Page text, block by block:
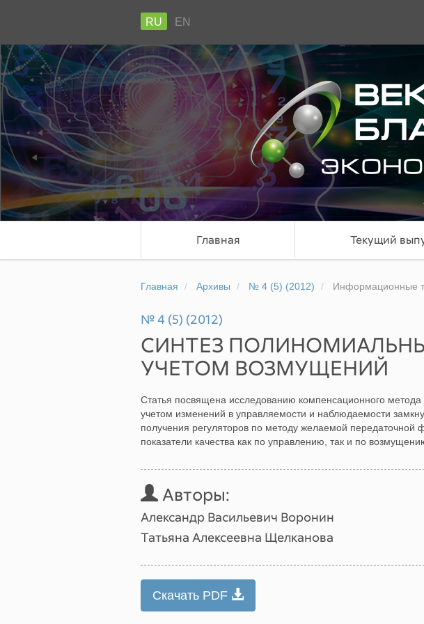
RU EN
Главная Текущий
Главная Архивы № 4 (5) (2012) Информационные
№ 4 (5) (2012)
СИНТЕЗ
УЧЕТОМ ВОЗМУЩЕНИЙ
Статья посвящена исследованию компенсационного
учетом изменений в управляемости и наблюдаемости
получения регуляторов по методу желаемой передаточной
показатели качества как по управлению, так и по
Авторы:
Александр Васильевич Воронин
Татьяна Алексеевна Щелканова
Скачать PDF